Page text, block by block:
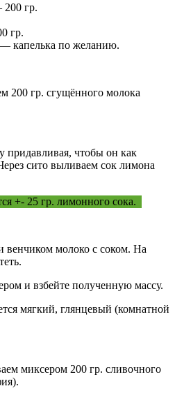
гр.
гр.
капелька по желанию.
200 гр. сгущённого молока
придавливая, чтобы он как
сито выливаем сок лимона
+- 25 гр. лимонного сока.
венчиком молоко с соком. На
и взбейте полученную массу.
мягкий, глянцевый (комнатной
миксером 200 гр. сливочного